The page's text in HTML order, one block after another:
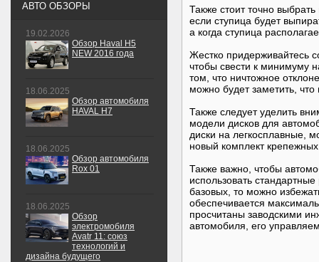
Также стоит точно
если ступица будет
а когда ступица
Жестко придерживайтесь
чтобы свести к минимуму
том, что ничтожное
можно будет заметить,
Также следует уделить
модели дисков для
диски на легкосплавные,
новый комплект
Также важно, чтобы
использовать
базовых, то можно
обеспечивается
просчитаны заводскими
автомобиля, его
АВТО ОБЗОРЫ
19.02.2026
Обзор Haval H5
NEW 2016 года
18.06.2025
Обзор автомобиля
HAVAL H7
18.06.2025
Обзор автомобиля
Rox 01
18.06.2025
Обзор
электромобиля
Avatr 11: союз
технологий и
дизайна будущего